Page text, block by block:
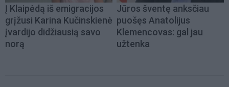
Į Klaipėdą iš emigracijos
grįžusi Karina Kučinskienė
įvardijo didžiausią savo
norą
Jūros šventę anksčiau
puošęs Anatolijus
Klemencovas: gal jau
užtenka